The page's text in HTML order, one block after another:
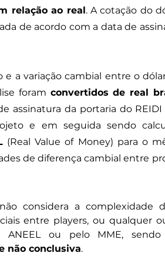
relação ao real. A cotação do
de acordo com a data de
e a variação cambial entre o
foram convertidos de real
assinatura da portaria do
e em seguida sendo
(Real Value of Money) para o
de diferença cambial entre
considera a complexidade
entre players, ou qualquer
ANEEL ou pelo MME,
não conclusiva.